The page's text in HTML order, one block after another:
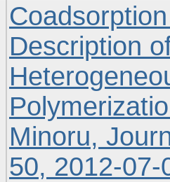
Description
Minoru,
50, 2012-07-